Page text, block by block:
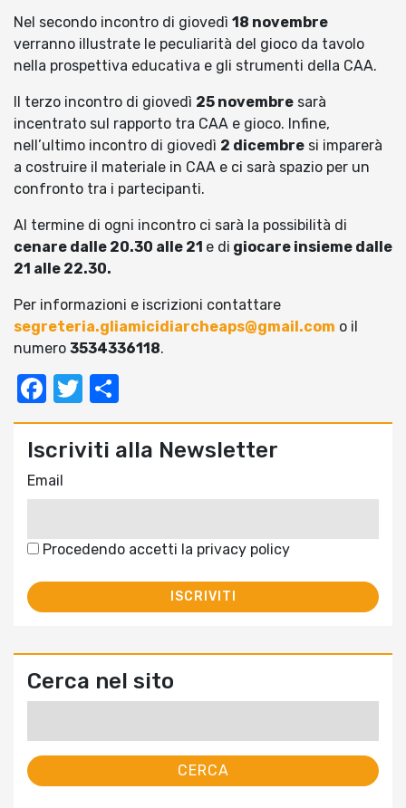
Nel secondo incontro di giovedì 18 novembre
verranno illustrate le peculiarità del gioco da tavolo
nella prospettiva educativa e gli strumenti della CAA.
Il terzo incontro di giovedì 25 novembre sarà
incentrato sul rapporto tra CAA e gioco. Infine,
nell’ultimo incontro di giovedì 2 dicembre si imparerà
a costruire il materiale in CAA e ci sarà spazio per un
confronto tra i partecipanti.
Al termine di ogni incontro ci sarà la possibilità di
cenare dalle 20.30 alle 21 e di giocare insieme dalle
21 alle 22.30.
Per informazioni e iscrizioni contattare
segreteria.gliamicidiarcheaps@gmail.com o il
numero 3534336118.
Facebook
Twitter
Iscriviti alla Newsletter
Email
Procedendo accetti la privacy policy
Cerca nel sito